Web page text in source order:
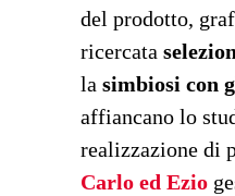
del prodotto,
ricercata
la simbiosi con
affiancano lo
realizzazione di
Carlo ed Ezio